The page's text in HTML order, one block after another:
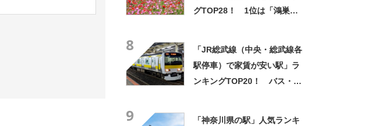
グTOP28！ 1位は「鴻巣
8
「JR総武線（中央・総武線各
駅停車）で家賃が安い駅」ラ
ンキングTOP20！ バス・ト
9
「神奈川県の駅」人気ランキ